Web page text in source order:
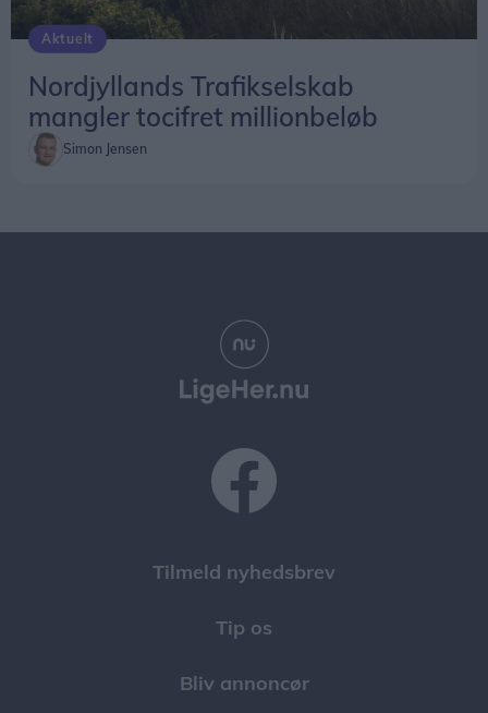
Aktuelt
Nordjyllands Trafikselskab
mangler tocifret millionbeløb
Simon Jensen
Tilmeld nyhedsbrev
Tip os
Bliv annoncør